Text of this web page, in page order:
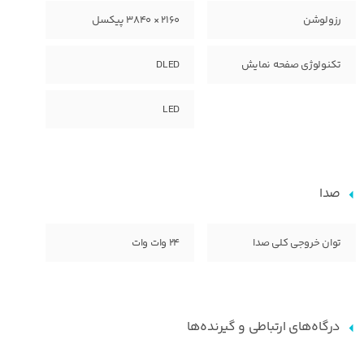
رزولوشن 2160 × 3840 پیکسل
تکنولوژی صفحه نمایش DLED
LED
صدا
توان خروجی کلی صدا 24 وات وات
درگاه‌های ارتباطی و گیرنده‌ها